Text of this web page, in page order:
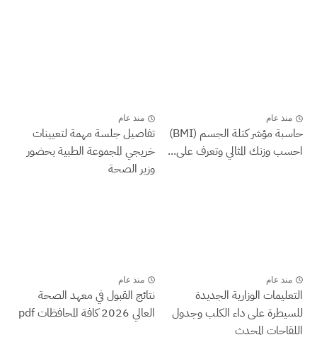
منذ عام
حاسبة مؤشر كتلة الجسم (BMI)
احسب وزنك المثالي وتعرف على...
منذ عام
تفاصيل جلسة مهمة لتعيينات
خريجي المجموعة الطبية بحضور
وزير الصحة
منذ عام
التعليمات الوزارية الجديدة
للسيطرة على داء الكلب وجدول
اللقاحات المحدث
منذ عام
نتائج القبول في معهد الصحة
العالي 2026 كافة المحافظات pdf